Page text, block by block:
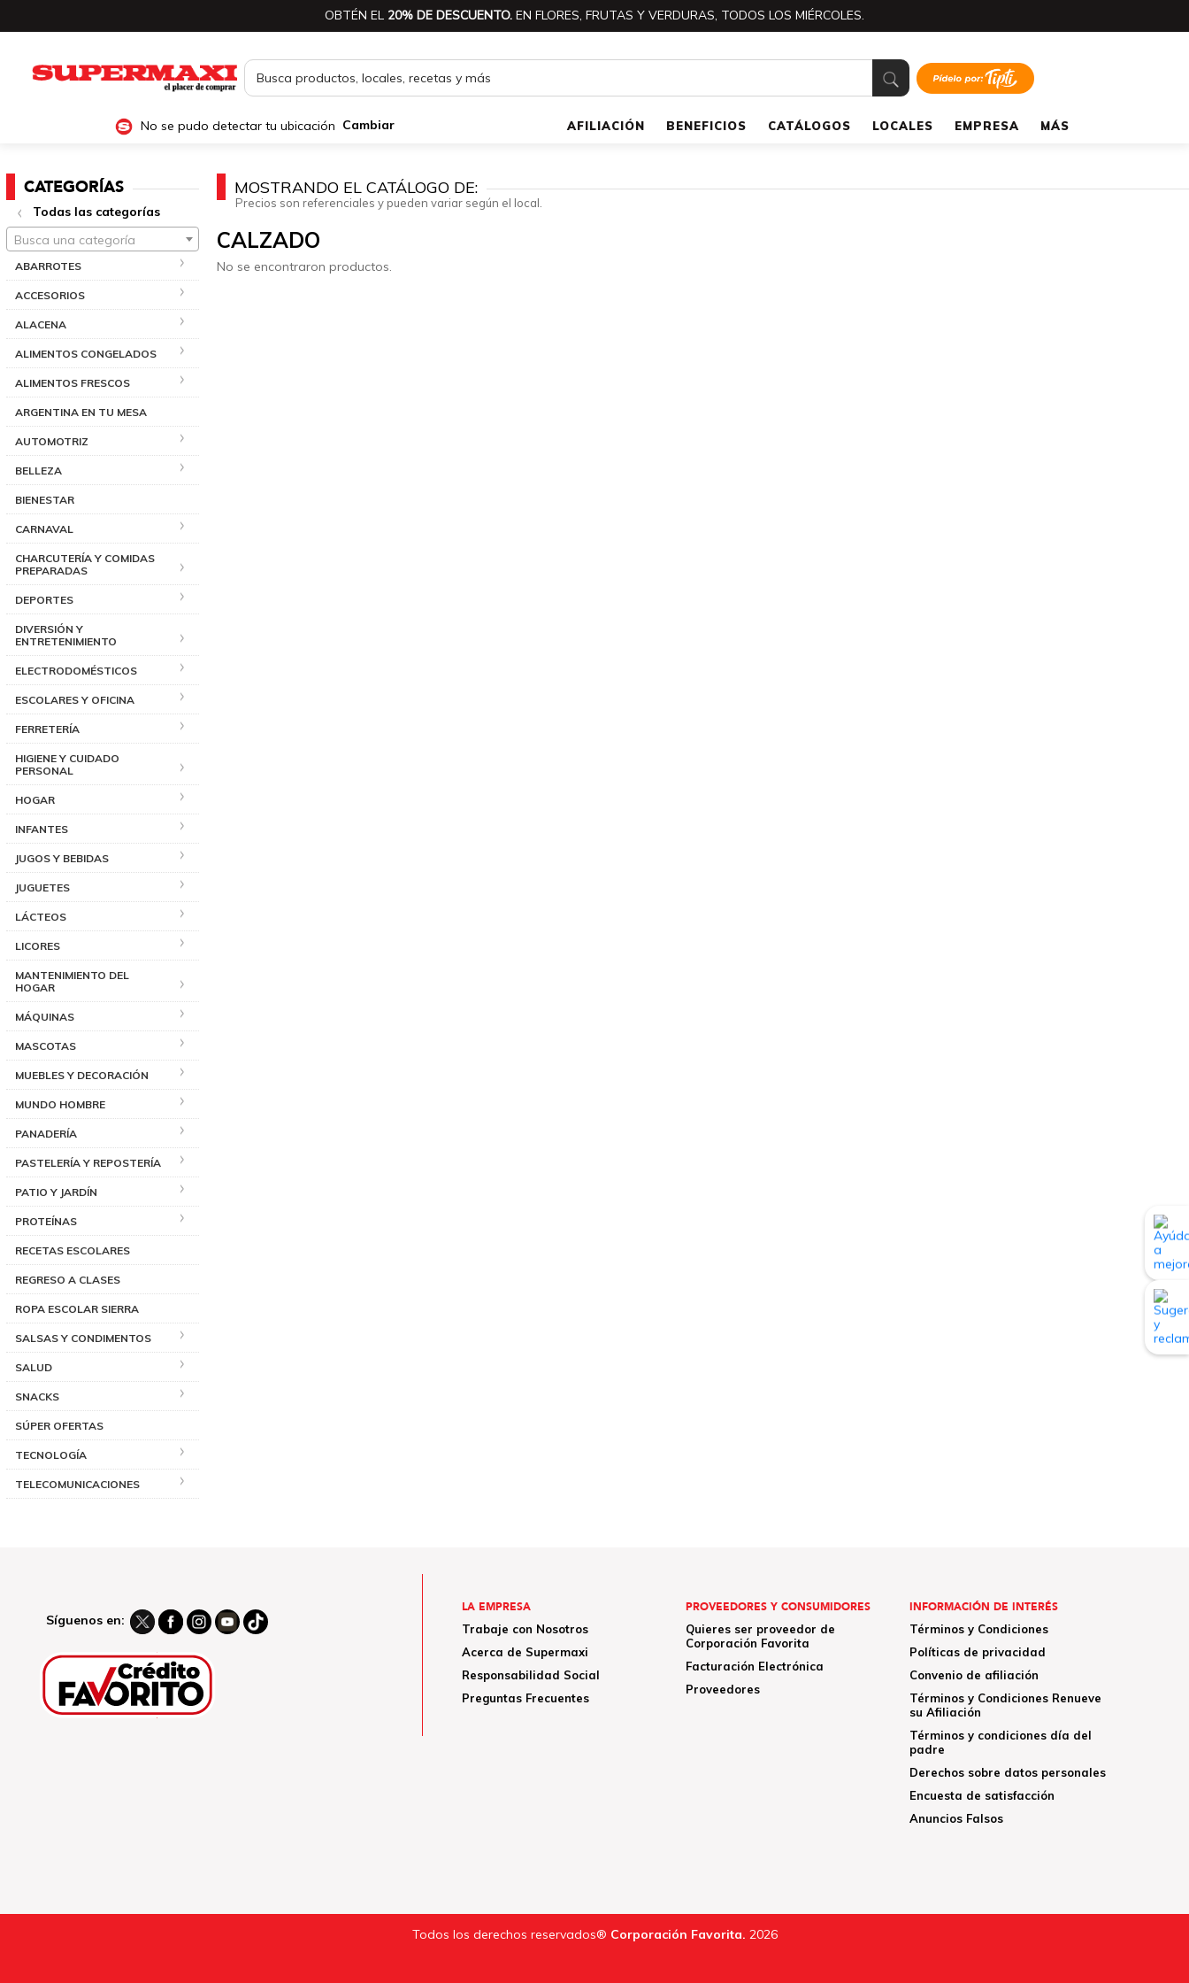
OBTÉN EL 20% DE DESCUENTO. EN FLORES, FRUTAS Y VERDURAS, TODOS LOS MIÉRCOLES.
No se pudo detectar tu ubicación Cambiar AFILIACIÓN BENEFICIOS CATÁLOGOS LOCALES EMPRESA MÁS
CATEGORÍAS
Todas las categorías
Busca una categoría
ABARROTES
ACCESORIOS
ALACENA
ALIMENTOS CONGELADOS
ALIMENTOS FRESCOS
ARGENTINA EN TU MESA
AUTOMOTRIZ
BELLEZA
BIENESTAR
CARNAVAL
CHARCUTERÍA Y COMIDAS
PREPARADAS
DEPORTES
DIVERSIÓN Y
ENTRETENIMIENTO
ELECTRODOMÉSTICOS
ESCOLARES Y OFICINA
FERRETERÍA
HIGIENE Y CUIDADO
PERSONAL
HOGAR
INFANTES
JUGOS Y BEBIDAS
JUGUETES
LÁCTEOS
LICORES
MANTENIMIENTO DEL
HOGAR
MÁQUINAS
MASCOTAS
MUEBLES Y DECORACIÓN
MUNDO HOMBRE
PANADERÍA
PASTELERÍA Y REPOSTERÍA
PATIO Y JARDÍN
PROTEÍNAS
RECETAS ESCOLARES
REGRESO A CLASES
ROPA ESCOLAR SIERRA
SALSAS Y CONDIMENTOS
SALUD
SNACKS
SÚPER OFERTAS
TECNOLOGÍA
TELECOMUNICACIONES
MOSTRANDO EL CATÁLOGO DE:
Precios son referenciales y pueden variar según el local.
CALZADO
No se encontraron productos.
Síguenos en:
LA EMPRESA
Trabaje con Nosotros
Acerca de Supermaxi
Responsabilidad Social
Preguntas Frecuentes
PROVEEDORES Y CONSUMIDORES
Quieres ser proveedor de
Corporación Favorita
Facturación Electrónica
Proveedores
INFORMACIÓN DE INTERÉS
Términos y Condiciones
Políticas de privacidad
Convenio de afiliación
Términos y Condiciones Renueve
su Afiliación
Términos y condiciones día del
padre
Derechos sobre datos personales
Encuesta de satisfacción
Anuncios Falsos
Todos los derechos reservados® Corporación Favorita. 2026